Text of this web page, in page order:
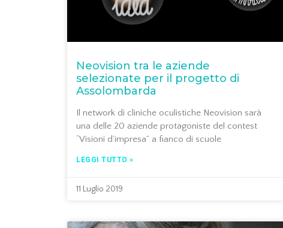
Neovision tra le aziende
selezionate per il progetto di
Assolombarda
Il network di cliniche oculistiche Neovision sarà
una delle 20 aziende protagoniste del contest
“Visioni d’impresa” a fianco di scuole
LEGGI TUTTO »
11 Luglio 2019